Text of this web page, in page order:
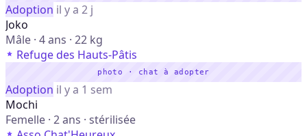
Adoption il y a 2 j
Joko
Mâle · 4 ans · 22 kg
Refuge des Hauts-Pâtis
photo · chat à adopter
Adoption il y a 1 sem
Mochi
Femelle · 2 ans · stérilisée